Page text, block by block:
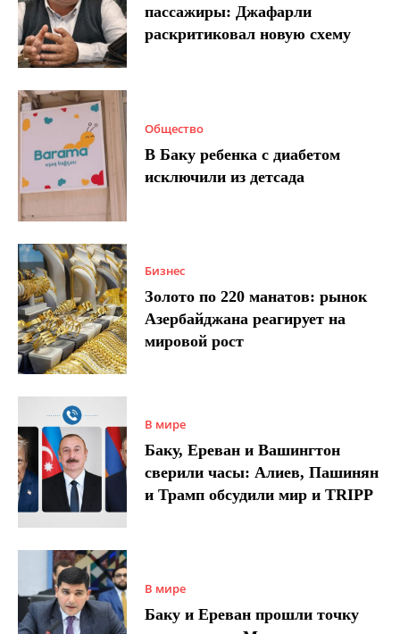
пассажиры: Джафарли
раскритиковал новую схему
Общество
В Баку ребенка с диабетом
исключили из детсада
Бизнес
Золото по 220 манатов: рынок
Азербайджана реагирует на
мировой рост
В мире
Баку, Ереван и Вашингтон
сверили часы: Алиев, Пашинян
и Трамп обсудили мир и TRIPP
В мире
Баку и Ереван прошли точку